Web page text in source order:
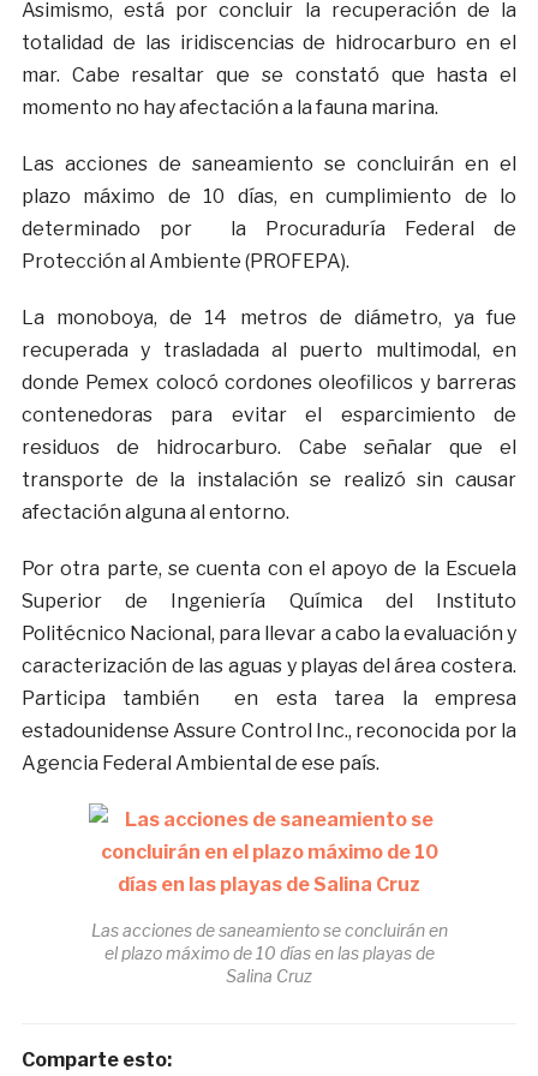
Asimismo, está por concluir la recuperación de la
totalidad de las iridiscencias de hidrocarburo en el
mar. Cabe resaltar que se constató que hasta el
momento no hay afectación a la fauna marina.
Las acciones de saneamiento se concluirán en el
plazo máximo de 10 días, en cumplimiento de lo
determinado por la Procuraduría Federal de
Protección al Ambiente (PROFEPA).
La monoboya, de 14 metros de diámetro, ya fue
recuperada y trasladada al puerto multimodal, en
donde Pemex colocó cordones oleofilicos y barreras
contenedoras para evitar el esparcimiento de
residuos de hidrocarburo. Cabe señalar que el
transporte de la instalación se realizó sin causar
afectación alguna al entorno.
Por otra parte, se cuenta con el apoyo de la Escuela
Superior de Ingeniería Química del Instituto
Politécnico Nacional, para llevar a cabo la evaluación y
caracterización de las aguas y playas del área costera.
Participa también en esta tarea la empresa
estadounidense Assure Control Inc., reconocida por la
Agencia Federal Ambiental de ese país.
Las acciones de saneamiento se concluirán en
el plazo máximo de 10 días en las playas de
Salina Cruz
Comparte esto: